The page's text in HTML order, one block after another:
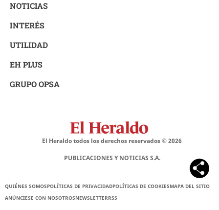
NOTICIAS
INTERÉS
UTILIDAD
EH PLUS
GRUPO OPSA
El Heraldo todos los derechos reservados ©2026
PUBLICACIONES Y NOTICIAS S.A.
QUIÉNES SOMOSPOLÍTICAS DE PRIVACIDADPOLÍTICAS DE COOKIESMAPA DEL SITIO
ANÚNCIESE CON NOSOTROSNEWSLETTERRSS